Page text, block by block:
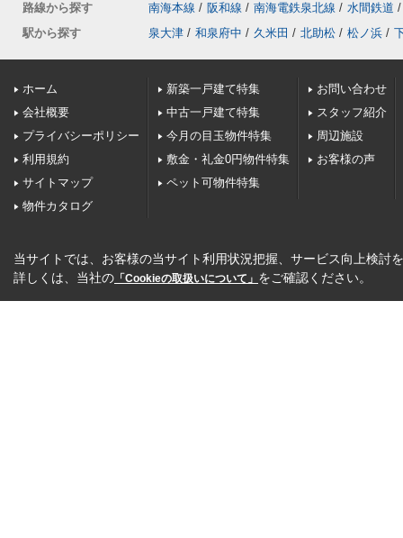
路線から探す
南海本線 / 阪和線 / 南海電鉄泉北線 / 水間鉄道 /
駅から探す
泉大津 / 和泉府中 / 久米田 / 北助松 / 松ノ浜 /
ホーム
会社概要
プライバシーポリシー
利用規約
サイトマップ
物件カタログ
新築一戸建て特集
中古一戸建て特集
今月の目玉物件特集
敷金・礼金0円物件特集
ペット可物件特集
お問い合わせ
スタッフ紹介
周辺施設
お客様の声
当サイトでは、お客様の当サイト利用状況把握、サービス向上検討
詳しくは、当社の 「Cookieの取扱いについて」 をご確認ください。